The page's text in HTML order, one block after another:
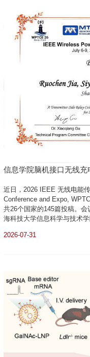
信息学院脑机接口无线
近日，2026 IEEE 无线电能
Conference and Expo,
共26个国家的145篇投稿。
海科技大学信息科学与技术
Transfer System for
2026-07-31